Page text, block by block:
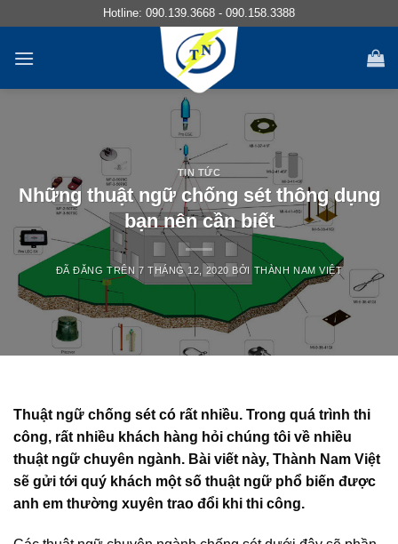
nội
Hotline: 090.139.3668 - 090.158.3388
TIN TỨC
Những thuật ngữ chống sét thông dụng
bạn nên cần biết
ĐÃ ĐĂNG TRÊN 7 THÁNG 12, 2020 BỞI THÀNH NAM VIỆT
Thuật ngữ chống sét có rất nhiều. Trong quá trình thi
công, rất nhiều khách hàng hỏi chúng tôi về nhiều
thuật ngữ chuyên ngành. Bài viết này, Thành Nam Việt
sẽ gửi tới quý khách một số thuật ngữ phổ biến được
anh em thường xuyên trao đổi khi thi công.